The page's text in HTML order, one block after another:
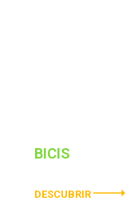
BICIS
DESCUBRIR